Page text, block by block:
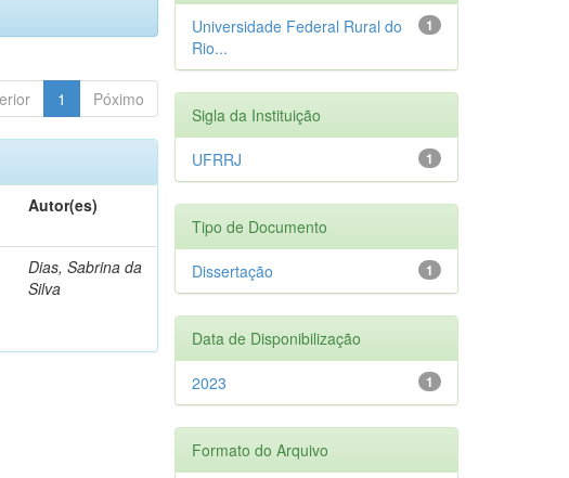
1 Póximo
Autor(es)
Dias, Sabrina da
Silva
1
Universidade Federal Rural do
Rio...
Sigla da Instituição
1
UFRRJ
Tipo de Documento
1
Dissertação
Data de Disponibilização
1
2023
Formato do Arquivo